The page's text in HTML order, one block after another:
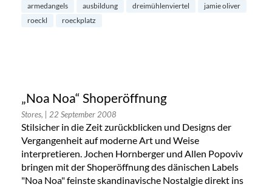
armedangels ausbildung dreimühlenviertel
jamie oliver
roeckl
roeckplatz
„Noa Noa“ Shoperöffnung
Stores, | 22 September 2008
Stilsicher in die Zeit zurückblicken und Designs der
Vergangenheit auf moderne Art und Weise
interpretieren. Jochen Hornberger und Allen Popoviv
bringen mit der Shoperöffnung des dänischen Labels
"Noa Noa" feinste skandinavische Nostalgie direkt ins